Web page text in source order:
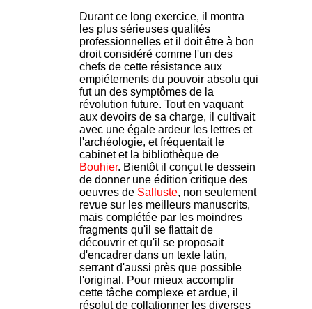
Durant ce long exercice, il montra
les plus sérieuses qualités
professionnelles et il doit être à bon
droit considéré comme l'un des
chefs de cette résistance aux
empiétements du pouvoir absolu qui
fut un des symptômes de la
révolution future. Tout en vaquant
aux devoirs de sa charge, il cultivait
avec une égale ardeur les lettres et
l'archéologie, et fréquentait le
cabinet et la bibliothèque de
Bouhier. Bientôt il conçut le dessein
de donner une édition critique des
oeuvres de Salluste, non seulement
revue sur les meilleurs manuscrits,
mais complétée par les moindres
fragments qu'il se flattait de
découvrir et qu'il se proposait
d'encadrer dans un texte latin,
serrant d'aussi près que possible
l'original. Pour mieux accomplir
cette tâche complexe et ardue, il
résolut de collationner les diverses